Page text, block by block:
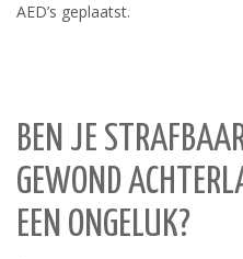
AED’s geplaatst.
BEN JE
GEWOND
EEN ONGELUK?